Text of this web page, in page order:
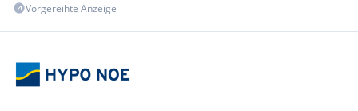
Vorgereihte Anzeige